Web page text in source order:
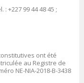
+227 99 44 48 45 ;
ont été
au Registre de
NE-NIA-2018-B-3438